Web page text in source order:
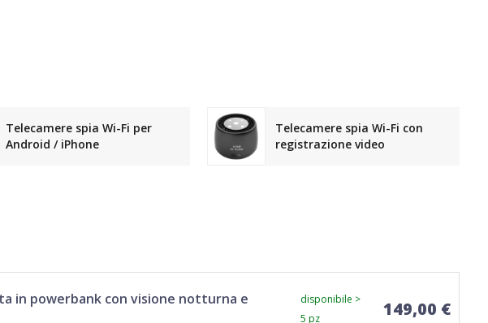
Telecamere spia Wi-Fi per
Android / iPhone
Telecamere spia Wi-Fi con
registrazione video
in powerbank con visione notturna e
disponibile >
5 pz
149,00 €